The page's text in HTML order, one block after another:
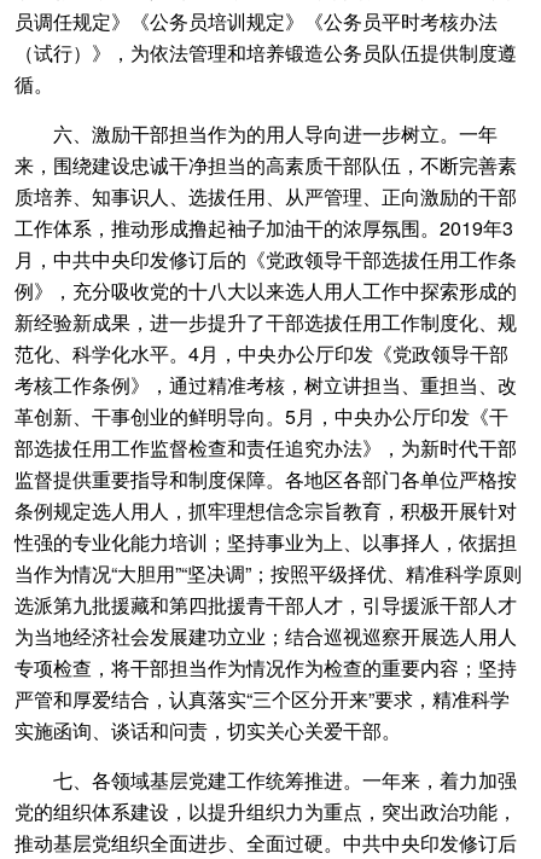
员调任规定》《公务员培训规定》《公务员平时考核办法
（试行）》，为依法管理和培养锻造公务员队伍提供制度遵
循。
六、激励干部担当作为的用人导向进一步树立。一年
来，围绕建设忠诚干净担当的高素质干部队伍，不断完善素
质培养、知事识人、选拔任用、从严管理、正向激励的干部
工作体系，推动形成撸起袖子加油干的浓厚氛围。2019年3
月，中共中央印发修订后的《党政领导干部选拔任用工作条
例》，充分吸收党的十八大以来选人用人工作中探索形成的
新经验新成果，进一步提升了干部选拔任用工作制度化、规
范化、科学化水平。4月，中央办公厅印发《党政领导干部
考核工作条例》，通过精准考核，树立讲担当、重担当、改
革创新、干事创业的鲜明导向。5月，中央办公厅印发《干
部选拔任用工作监督检查和责任追究办法》，为新时代干部
监督提供重要指导和制度保障。各地区各部门各单位严格按
条例规定选人用人，抓牢理想信念宗旨教育，积极开展针对
性强的专业化能力培训；坚持事业为上、以事择人，依据担
当作为情况“大胆用”“坚决调”；按照平级择优、精准科学原则
选派第九批援藏和第四批援青干部人才，引导援派干部人才
为当地经济社会发展建功立业；结合巡视巡察开展选人用人
专项检查，将干部担当作为情况作为检查的重要内容；坚持
严管和厚爱结合，认真落实“三个区分开来”要求，精准科学
实施函询、谈话和问责，切实关心关爱干部。
七、各领域基层党建工作统筹推进。一年来，着力加强
党的组织体系建设，以提升组织力为重点，突出政治功能，
推动基层党组织全面进步、全面过硬。中共中央印发修订后